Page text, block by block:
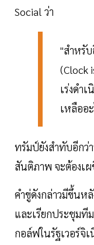
Social ว่า
"สำหรับ
(Clock
เร่งดำ
เหลืออ
ทรัมป์ยังสำทับอีกว่
สันติภาพ จะต้องเผ
คำขู่ดังกล่าวมีขึ้นห
และเรียกประชุมที
กอล์ฟในรัฐเวอร์จิ